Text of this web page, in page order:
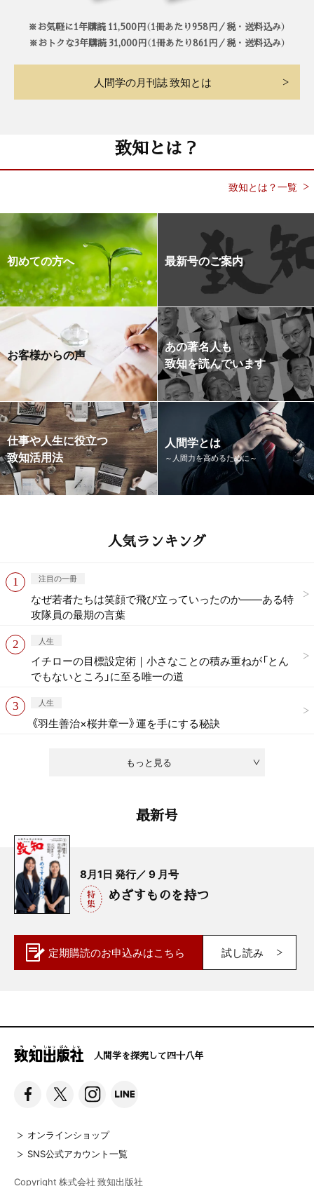
※お気軽に1年購読 11,500円（1冊あたり958円／税・送料込み）
※おトクな3年購読 31,000円（1冊あたり861円／税・送料込み）
人間学の月刊誌 致知とは
致知とは？
致知とは？一覧
初めての方へ 最新号のご案内
お客様からの声
あの著名人も
致知を読んでいます
仕事や人生に役立つ
致知活用法
人間学とは
～人間力を高めるために～
人気ランキング
もっと見る
注目の一冊
なぜ若者たちは笑顔で飛び立っていったのか——ある特
攻隊員の最期の言葉
人生
イチローの目標設定術｜小さなことの積み重ねが「とん
でもないところ」に至る唯一の道
人生
《羽生善治×桜井章一》運を手にする秘訣
最新号
8月1日 発行／ 9 月号
めざすものを持つ
定期購読のお申込みはこちら 試し読み
人間学を探究して四十八年
オンラインショップ
SNS公式アカウント一覧
Copyright 株式会社 致知出版社